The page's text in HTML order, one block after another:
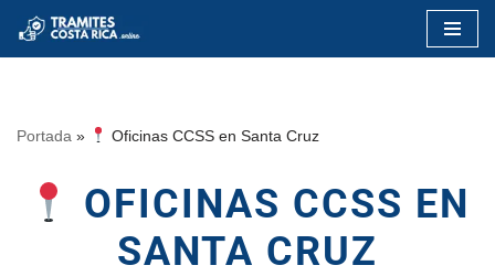
Saltar
Portada » Oficinas CCSS en Santa Cruz
OFICINAS CCSS EN
SANTA CRUZ